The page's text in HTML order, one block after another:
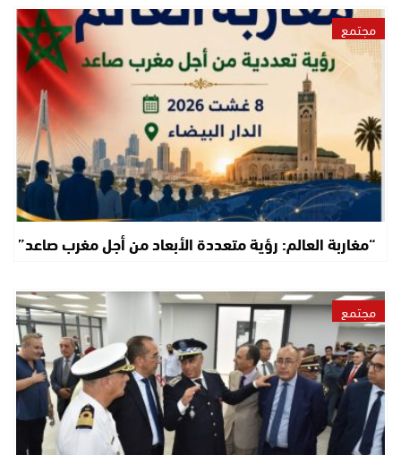
مجتمع
“مغاربة العالم: رؤية متعددة الأبعاد من أجل مغرب صاعد”
مجتمع